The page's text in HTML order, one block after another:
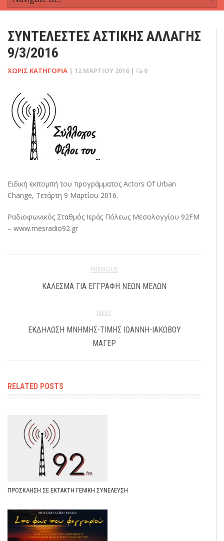
ΣΥΝΤΕΛΕΣΤΈΣ ΑΣΤΙΚΉΣ ΑΛΛΑΓΉΣ
9/3/2016
ΧΩΡΊΣ ΚΑΤΗΓΟΡΊΑ | 12 ΜΑΡΤΊΟΥ 2016 | 0
Ειδική εκπομπή του προγράμματος Actors Of Urban
Change, Τετάρτη 9 Μαρτίου 2016.
Ραδιοφωνικός Σταθμός Ιεράς Πόλεως Μεσολογγίου 92FM
– www.mesradio92.gr
PREVIOUS
ΚΆΛΕΣΜΑ ΓΙΑ ΕΓΓΡΑΦΉ ΝΈΩΝ ΜΕΛΏΝ
NEXT
ΕΚΔΉΛΩΣΗ ΜΝΉΜΗΣ-ΤΙΜΉΣ ΙΩΆΝΝΗ-ΙΑΚΏΒΟΥ
ΜΆΓΕΡ
RELATED POSTS
ΠΡΟΣΚΛΗΣΗ ΣΕ ΕΚΤΑΚΤΗ ΓΕΝΙΚΗ ΣΥΝΕΛΕΥΣΗ